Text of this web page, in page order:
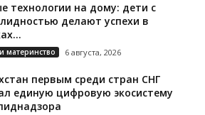
технологии на дому: дети с
делают успехи в
материнство 6 августа, 2026
первым среди стран СНГ
единую цифровую экосистему